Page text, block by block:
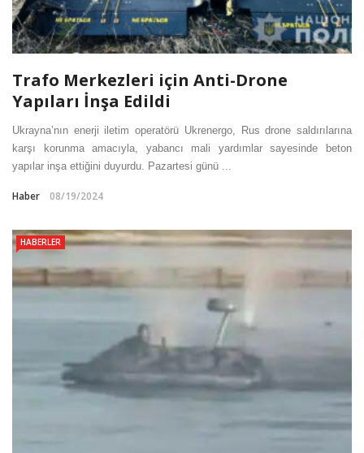
Trafo Merkezleri için Anti-Drone
Yapıları İnşa Edildi
Ukrayna’nın enerji iletim operatörü Ukrenergo, Rus drone saldırılarına
karşı korunma amacıyla, yabancı mali yardımlar sayesinde beton
yapılar inşa ettiğini duyurdu. Pazartesi günü ...
Haber 08/19/2024
HABERLER